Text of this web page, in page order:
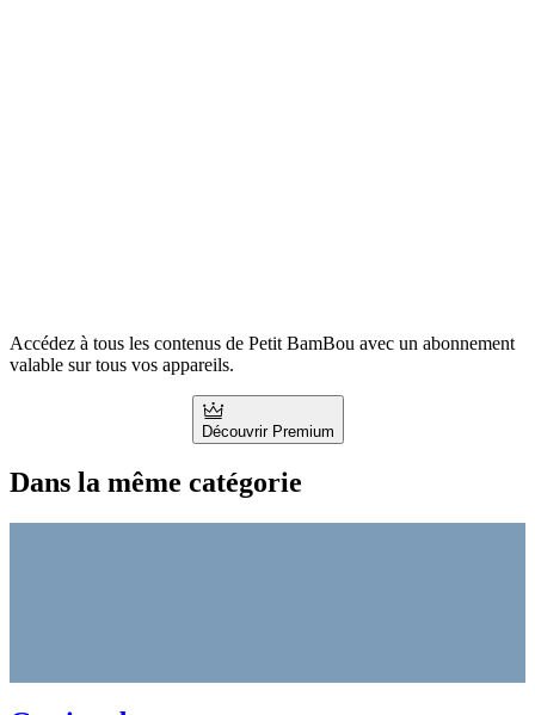
Accédez à tous les contenus de Petit BamBou avec un abonnement
valable sur tous vos appareils.
Découvrir Premium
Dans la même catégorie